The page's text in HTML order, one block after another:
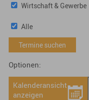
Wirtschaft & Gewerbe
Alle
Optionen:
Kalenderansicht
anzeigen